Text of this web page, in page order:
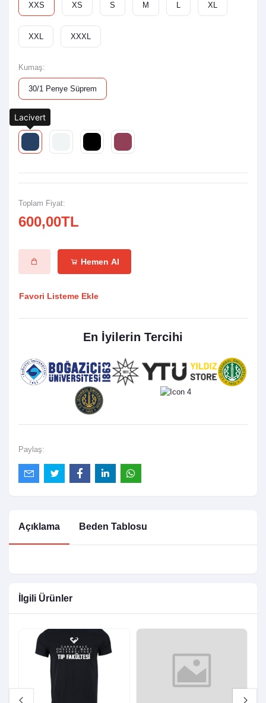
XXS XS S M L XL
XXL XXXL
Kumaş:
30/1 Penye Süprem
Renk:
Toplam Fiyat:
600,00TL
Hemen Al
Favori Listeme Ekle
En İyilerin Tercihi
Paylaş:
Açıklama Beden Tablosu
İlgili Ürünler
Lacivert